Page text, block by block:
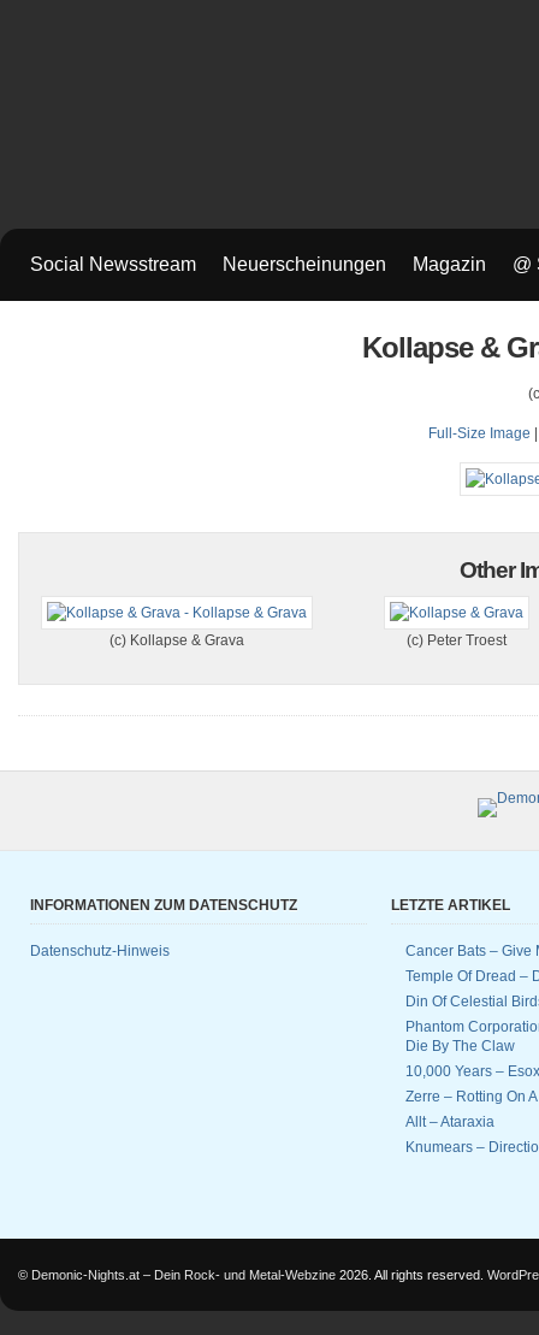
Social Newsstream Neuerscheinungen Magazin @
Kollapse &
Full-Size Image
Other
(c) Kollapse & Grava (c) Peter Troest
INFORMATIONEN ZUM DATENSCHUTZ
Datenschutz-Hinweis
LETZTE ARTIKEL
Cancer Bats – Give
Temple Of Dread –
Din Of Celestial
Phantom
Die By The Claw
10,000 Years –
Zerre – Rotting On
Allt – Ataraxia
Knumears –
© Demonic-Nights.at – Dein Rock- und Metal-Webzine 2026. All rights reserved.